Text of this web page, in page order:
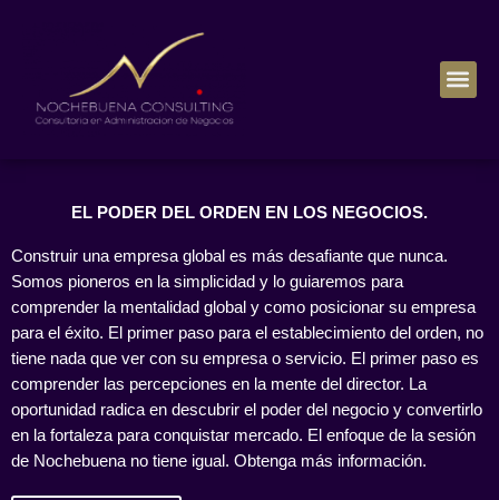
EL PODER DEL ORDEN EN LOS NEGOCIOS.
Construir una empresa global es más desafiante que nunca.
Somos pioneros en la simplicidad y lo guiaremos para
comprender la mentalidad global y como posicionar su empresa
para el éxito. El primer paso para el establecimiento del orden, no
tiene nada que ver con su empresa o servicio. El primer paso es
comprender las percepciones en la mente del director. La
oportunidad radica en descubrir el poder del negocio y convertirlo
en la fortaleza para conquistar mercado. El enfoque de la sesión
de Nochebuena no tiene igual. Obtenga más información.